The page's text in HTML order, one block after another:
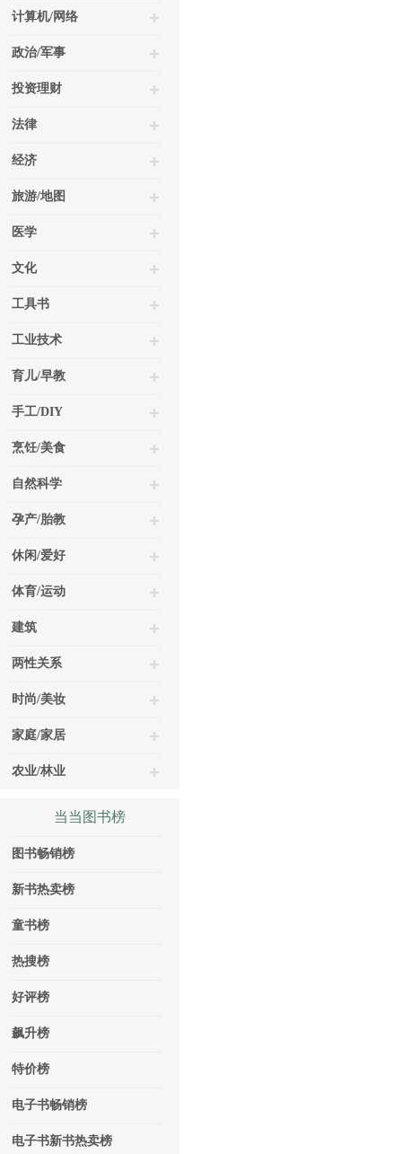
计算机/网络
政治/军事
投资理财
法律
经济
旅游/地图
医学
文化
工具书
工业技术
育儿/早教
手工/DIY
烹饪/美食
自然科学
孕产/胎教
休闲/爱好
体育/运动
建筑
两性关系
时尚/美妆
家庭/家居
农业/林业
当当图书榜
图书畅销榜
新书热卖榜
童书榜
热搜榜
好评榜
飙升榜
特价榜
电子书畅销榜
电子书新书热卖榜